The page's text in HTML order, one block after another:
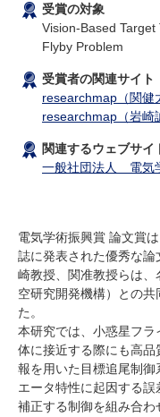
アクセス
キャンパスマ
受賞の対象
Vision-Based
Flyby Problem
受賞者の関連サイト
researchmap（関健
researchmap（岩崎
関連するウェブサイ
一般社団法人 電気
電気学術振興賞 論文賞
誌に発表された優秀な
崎教授、関准教授らは
空研究開発機構）との
た。
本研究では、小惑星フ
体に接近する際にも高
報を用いた目標追尾制御
エータ特性に起因する
補正する制御を組み合わ